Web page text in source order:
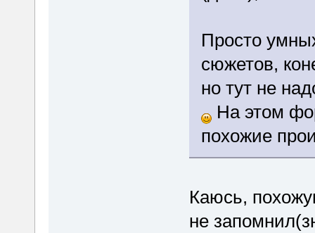
Просто
сюжетов,
но тут не
На этом
похожие
Каюсь,
не